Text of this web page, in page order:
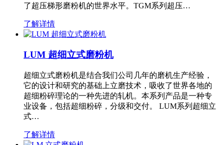
了超压梯形磨粉机的世界水平。TGM系列超压…
了解详情
LUM 超细立式磨粉机
超细立式磨粉机是结合我们公司几年的磨机生产经验，
它的设计和研究的基础上立磨技术，吸收了世界各地的
超细粉碎理论的一种先进的轧机。本系列产品是一种专
业设备，包括超细粉碎，分级和交付。 LUM系列超细立
式…
了解详情